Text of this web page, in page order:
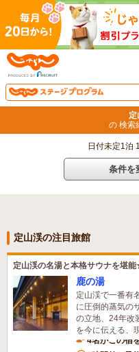
定
の 検索
日付未定1泊
条件を
定山渓の注目旅館
定山渓の名湯と本格サウナを堪
鹿の湯
定山渓で一番有
に圧倒的蒸気の
の立地、24年改
を今に伝える、
4名がこの宿